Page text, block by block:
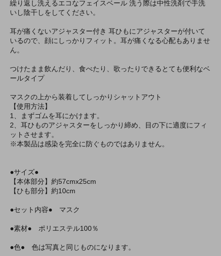
繰り返し洗えるエコなフェイスベール 洗う際は中性洗剤で手洗
いし陰干しをしてください。
耳が痛くないアジャスター付き 耳ひもにアジャスターが付いて
いるので、顔にしっかりフィット。耳が痛くなる心配もありませ
ん。
つけたまま飲んだり、食べたり、歌ったりできるとても便利なベ
ールタイプ
マスクの上から装着してしっかりシャットアウト
【使用方法】
1、まずゴムを耳にかけます。
2、耳ひものアジャスターをしっかり締め、目の下に適度にフィ
ットさせます。
※本製品は感染を完全に防ぐものではありません。
●サイズ●
【本体部分】約57cmx25cm
【ひも部分】約10cm
●セット内容● マスク
●素材● ポリエステル100％
●色● 色は写真と同じものになります。